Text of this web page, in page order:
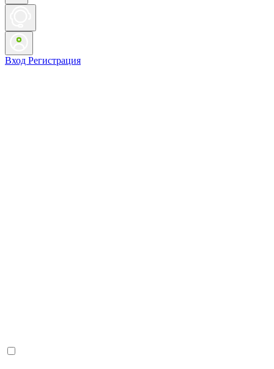
Вход Регистрация